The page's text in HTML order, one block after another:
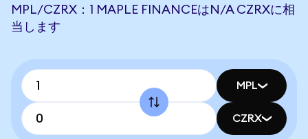
MPL/CZRX：1 MAPLE FINANCEはN/A CZRXに相
当します
MPL
CZRX